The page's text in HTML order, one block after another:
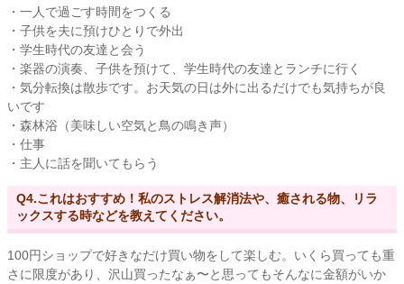
・一人で過ごす時間をつくる
・子供を夫に預けひとりで外出
・学生時代の友達と会う
・楽器の演奏、子供を預けて、学生時代の友達とランチに行く
・気分転換は散歩です。お天気の日は外に出るだけでも気持ちが良
いです
・森林浴（美味しい空気と鳥の鳴き声）
・仕事
・主人に話を聞いてもらう
Q4.これはおすすめ！私のストレス解消法や、癒される物、リラ
ックスする時などを教えてください。
100円ショップで好きなだけ買い物をして楽しむ。いくら買っても重
さに限度があり、沢山買ったなぁ〜と思ってもそんなに金額がいか